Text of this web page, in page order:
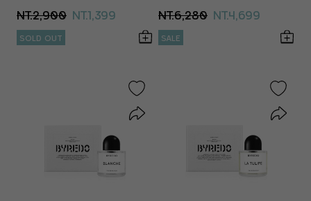
NT.2,900 NT.1,399
SOLD OUT
NT.6,280 NT.4,699
SALE